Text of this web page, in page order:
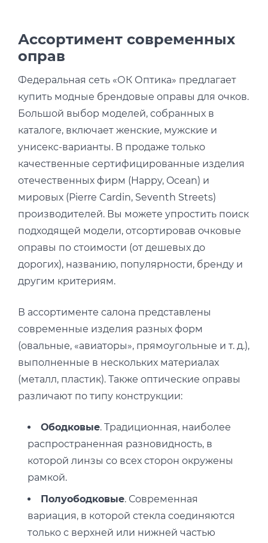
Ассортимент современных
оправ
Федеральная сеть «ОК Оптика» предлагает
купить модные брендовые оправы для очков.
Большой выбор моделей, собранных в
каталоге, включает женские, мужские и
унисекс-варианты. В продаже только
качественные сертифицированные изделия
отечественных фирм (Happy, Ocean) и
мировых (Pierre Cardin, Seventh Streets)
производителей. Вы можете упростить поиск
подходящей модели, отсортировав очковые
оправы по стоимости (от дешевых до
дорогих), названию, популярности, бренду и
другим критериям.
В ассортименте салона представлены
современные изделия разных форм
(овальные, «авиаторы», прямоугольные и т. д.),
выполненные в нескольких материалах
(металл, пластик). Также оптические оправы
различают по типу конструкции:
Ободковые. Традиционная, наиболее
распространенная разновидность, в
которой линзы со всех сторон окружены
рамкой.
Полуободковые. Современная
вариация, в которой стекла соединяются
только с верхней или нижней частью